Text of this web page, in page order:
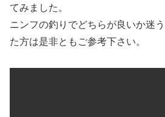
てみました。
ニンフの釣りでどちらが良いか迷
た方は是非ともご参考下さい。